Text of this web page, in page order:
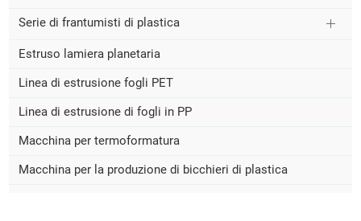
Serie di frantumisti di plastica
Estruso lamiera planetaria
Linea di estrusione fogli PET
Linea di estrusione di fogli in PP
Macchina per termoformatura
Macchina per la produzione di bicchieri di plastica